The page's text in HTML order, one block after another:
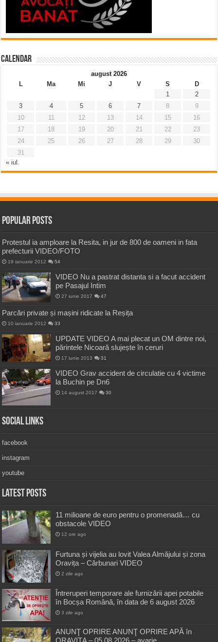
Calendar
august 2026
L
Ma Mi J V S
D
1
2
3
4 5 6 7 8
9
10
11 12 13 14 15
16
17
18 19 20 21 22
23
24
25 26 27 28 29
30
31
« iul.
Popular Posts
Protestul ia amploare la Resita, in jur de 800 de oameni in fata
prefecturii VIDEO/FOTO
19 ianuarie 2012 54
VIDEO Nu a pastrat distanta si a facut accident
pe Pasajul Intim
27 iunie 2017 47
Parcări private și mașini ridicate la Reșița
10 ianuarie 2012 33
UPDATE VIDEO A mai plecat un OM dintre noi,
părintele Nicoară slujește în ceruri
17 iunie 2013 31
VIDEO Grav accident de circulatie cu 4 victime
la Buchin pe Dn6
14 august 2017 30
Social Links
facebook
instagram
youtube
Latest Posts
11 milioane de euro pentru o promenadă… cu
obstacole VIDEO
12 ore ago
Furtuna și vijelia au lovit Valea Almăjului și zona
Oravița – Cărbunari VIDEO
2 zile ago
Întreruperi temporare ale furnizării apei potabile
în Bocșa Română, în data de 6 august 2026
3 zile ago
ANUNŢ OPRIRE ANUNŢ OPRIRE APĂ în